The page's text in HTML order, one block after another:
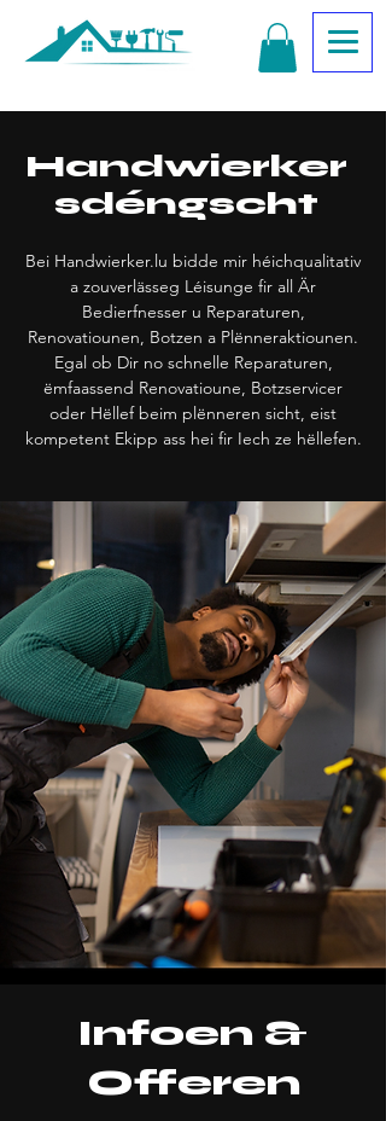
Handwierker
sdéngscht
Bei Handwierker.lu bidde mir héichqualitativ
a zouverlässeg Léisunge fir all Är
Bedierfnesser u Reparaturen,
Renovatiounen, Botzen a Plënneraktiounen.
Egal ob Dir no schnelle Reparaturen,
ëmfaassend Renovatioune, Botzservicer
oder Hëllef beim plënneren sicht, eist
kompetent Ekipp ass hei fir Iech ze hëllefen.
Infoen &
Offeren